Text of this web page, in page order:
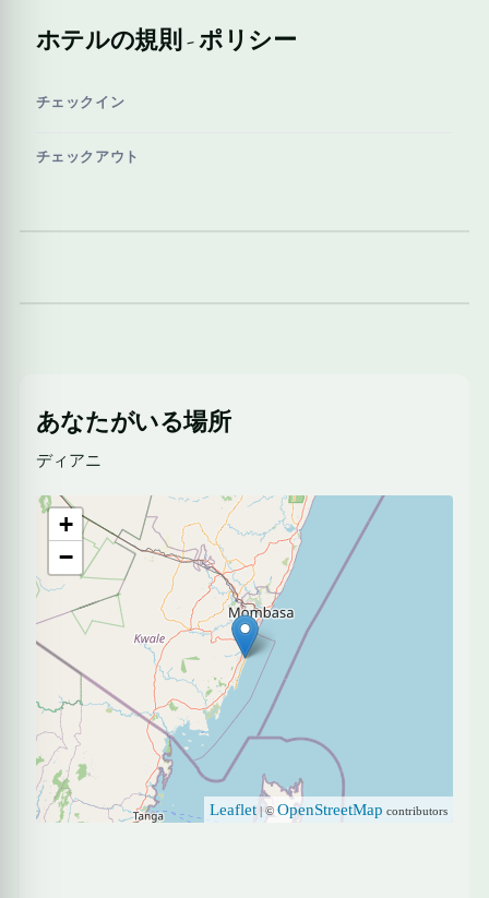
ホテルの規則 - ポリシー
チェックイン
チェックアウト
あなたがいる場所
ディアニ
+
−
Leaflet | ©OpenStreetMap contributors